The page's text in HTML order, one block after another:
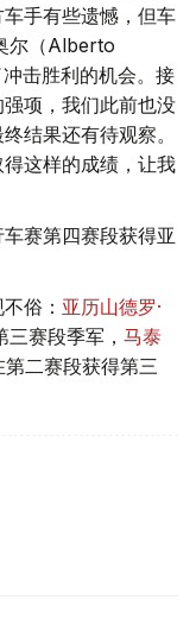
手有些遗憾，但车
尔（Alberto
击胜利的机会。接
项，我们此前也没
结果还有待观察。
这样的成绩，让我
赛第四赛段获得亚
俗： 亚历山德罗·
赛段季军， 马泰
二赛段获得第三